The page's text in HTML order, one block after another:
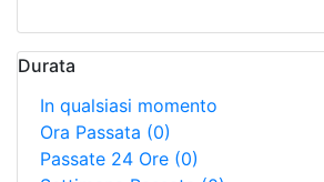
Durata
In qualsiasi momento
Ora Passata (0)
Passate 24 Ore (0)